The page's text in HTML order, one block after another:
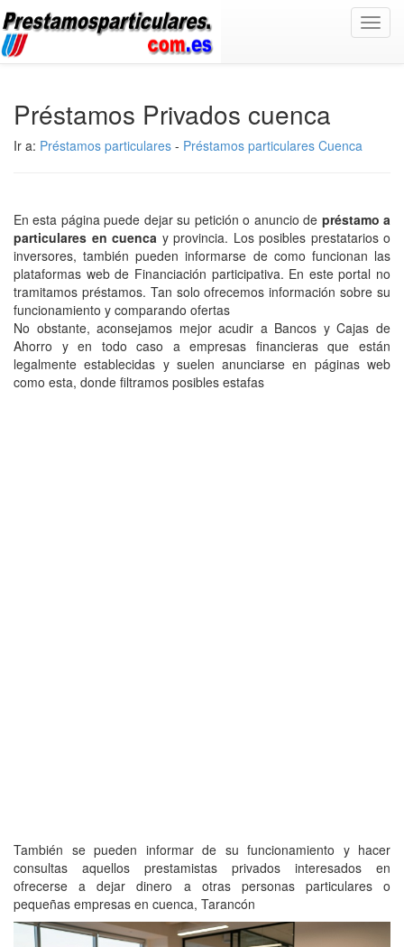
Préstamos Privados cuenca
Ir a: Préstamos particulares - Préstamos particulares Cuenca
En esta página puede dejar su petición o anuncio de préstamo a
particulares en cuenca y provincia. Los posibles prestatarios o
inversores, también pueden informarse de como funcionan las
plataformas web de Financiación participativa. En este portal no
tramitamos préstamos. Tan solo ofrecemos información sobre su
funcionamiento y comparando ofertas
No obstante, aconsejamos mejor acudir a Bancos y Cajas de
Ahorro y en todo caso a empresas financieras que están
legalmente establecidas y suelen anunciarse en páginas web
como esta, donde filtramos posibles estafas
También se pueden informar de su funcionamiento y hacer
consultas aquellos prestamistas privados interesados en
ofrecerse a dejar dinero a otras personas particulares o
pequeñas empresas en cuenca, Tarancón